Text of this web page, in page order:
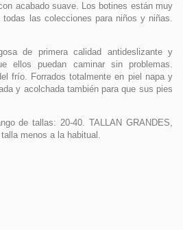
acabado suave. Los botines están muy
las colecciones para niños y niñas.
de primera calidad antideslizante y
ellos puedan caminar sin problemas.
frío. Forrados totalmente en piel napa y
y acolchada también para que sus pies
de tallas: 20-40. TALLAN GRANDES,
menos a la habitual.